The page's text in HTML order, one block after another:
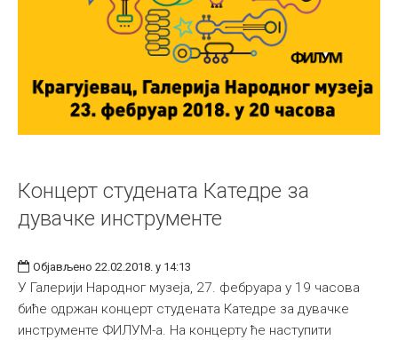
Концерт студената Катедре за
дувачке инструменте
Објављено 22.02.2018. у 14:13
У Галерији Народног музеја, 27. фебруара у 19 часова
биће одржан концерт студената Катедре за дувачке
инструменте ФИЛУМ-а. На концерту ће наступити